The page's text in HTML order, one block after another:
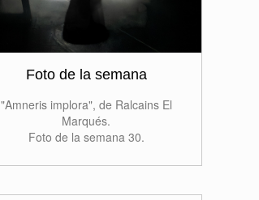
Foto de la semana
"Amneris implora", de Ralcains El
Marqués.
Foto de la semana 30.